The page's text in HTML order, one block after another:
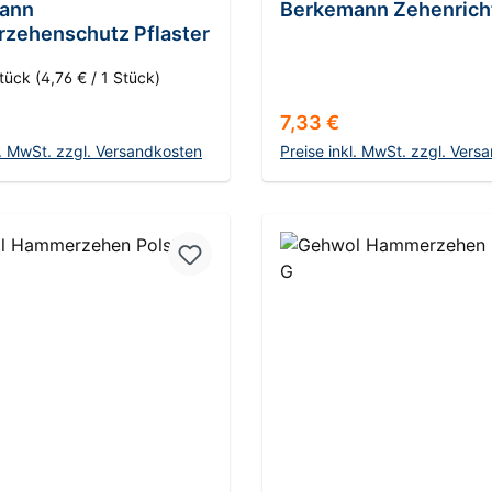
Pflaster
(4,76 € / 1 Stück)
MwSt. zzgl. Versandkosten
Berkemann
Regulärer Preis:
7,33 €
Preise inkl. MwSt. zzgl.